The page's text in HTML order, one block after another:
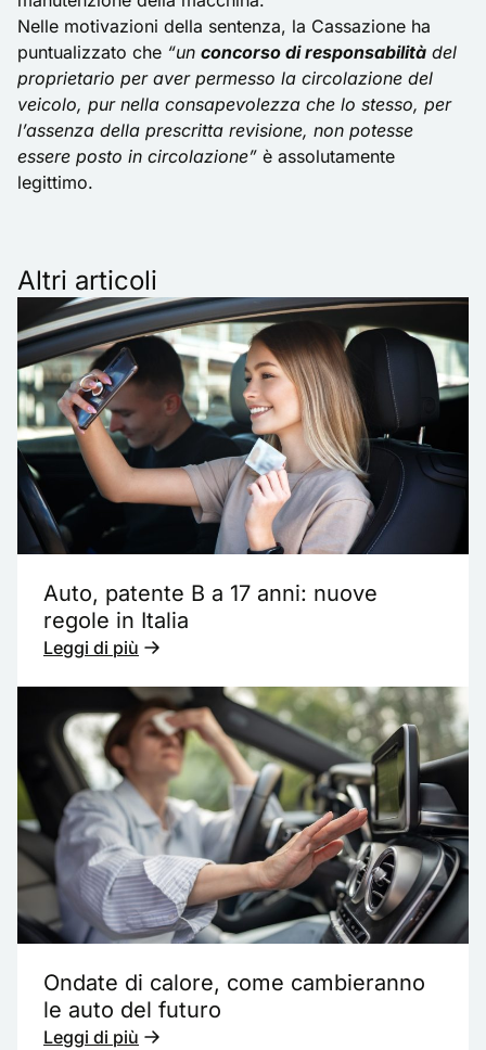
Nelle motivazioni della sentenza, la Cassazione ha
puntualizzato che “un concorso di responsabilità del
proprietario per aver permesso la circolazione del
veicolo, pur nella consapevolezza che lo stesso, per
l’assenza della prescritta revisione, non potesse
essere posto in circolazione” è assolutamente
legittimo.
Altri articoli
Auto, patente B a 17 anni: nuove
regole in Italia
Leggi di più
Ondate di calore, come cambieranno
le auto del futuro
Leggi di più